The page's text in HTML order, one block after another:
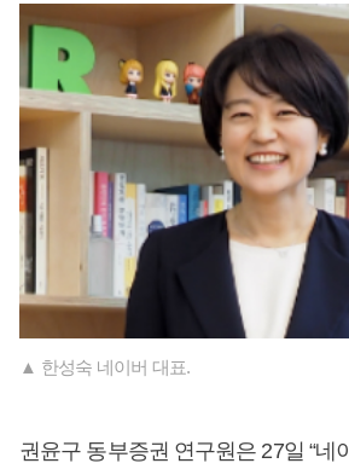
▲ 한성숙 네이버 대표.
권윤구 동부증권 연구원은 27일 “네